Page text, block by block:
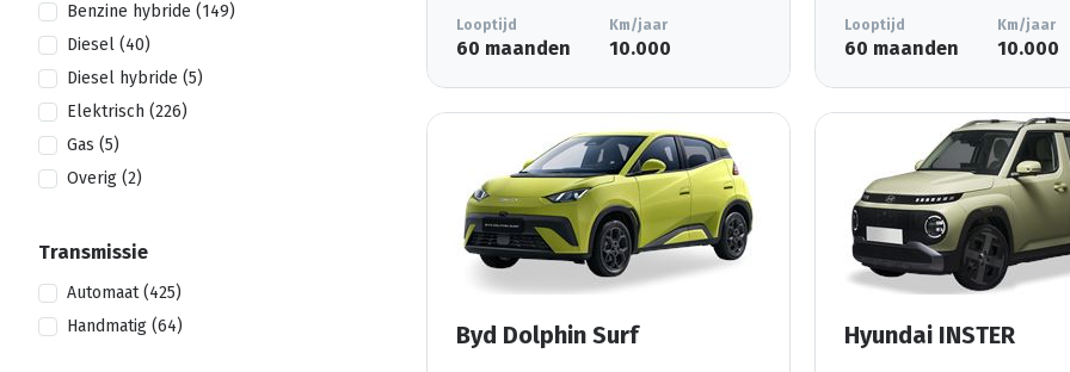
Benzine hybride (149)
Diesel (40)
Diesel hybride (5)
Elektrisch (226)
Gas (5)
Overig (2)
Transmissie
Automaat (425)
Handmatig (64)
Looptijd
60 maanden
Km/jaar
10.000
Looptijd
60 maanden
Km/jaar
10.000
Byd Dolphin Surf Hyundai INSTER